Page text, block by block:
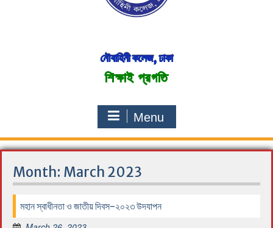
নৌবাহিনী কলেজ, ঢাকা
শিক্ষাই প্রগতি
Menu
Month: March 2023
মহান স্বাধীনতা ও জাতীয় দিবস-২০২৩ উদযাপন